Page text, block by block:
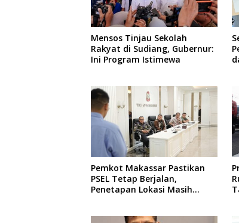
Mensos Tinjau Sekolah
Rakyat di Sudiang, Gubernur:
Ini Program Istimewa
Pemkot Makassar Pastikan
PSEL Tetap Berjalan,
Penetapan Lokasi Masih